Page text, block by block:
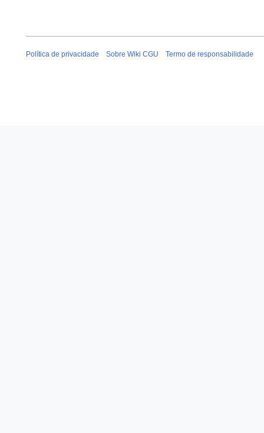
Política de privacidade Sobre Wiki CGU Termo de responsabilidade